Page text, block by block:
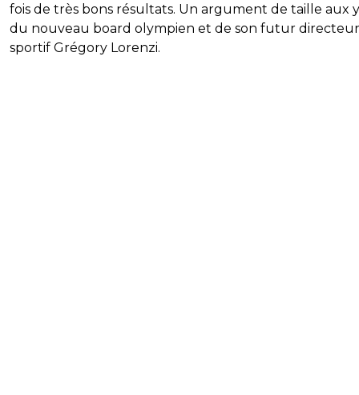
fois de très bons résultats. Un argument de taille aux
du nouveau board olympien et de son futur directeur
sportif Grégory Lorenzi.